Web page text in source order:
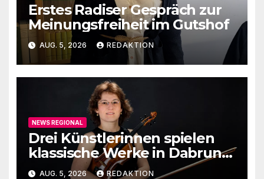
Erstes Radiser Gespräch zur
Meinungsfreiheit im Gutshof
AUG. 5, 2026 REDAKTION
NEWS REGIONAL
Drei Künstlerinnen spielen
klassische Werke in Dabruner
Kirche
AUG. 5, 2026 REDAKTION